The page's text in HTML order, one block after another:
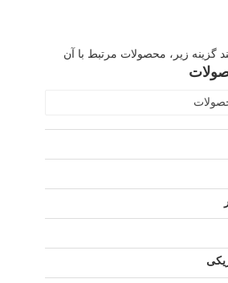
گزینه زیر، محصولات مرتبط با آن